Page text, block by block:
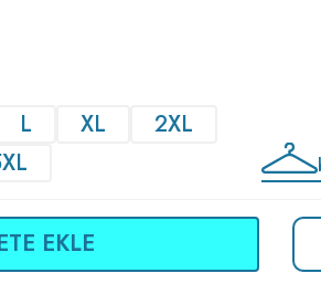
L XL
2XL
EKLE